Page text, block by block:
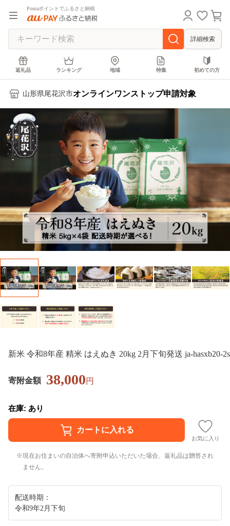
Pontaポイントでふるさと納税
詳細検索
返礼品 ランキング 地域 特集 初めての方
山形県尾花沢市オンラインワンストップ申請対象
新米 令和8年産 精米 はえぬき 20kg 2月下旬発送 ja-hasxb20-2s
寄附金額 38,000円
在庫: あり
お気に入り
現在お住まいの自治体へ寄附申込いただいた場合、返礼品は贈答され
ません。
配送時期：
令和9年2月下旬